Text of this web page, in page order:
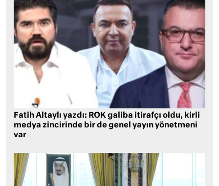
Fatih Altaylı yazdı: ROK galiba itirafçı oldu, kirli
medya zincirinde bir de genel yayın yönetmeni
var